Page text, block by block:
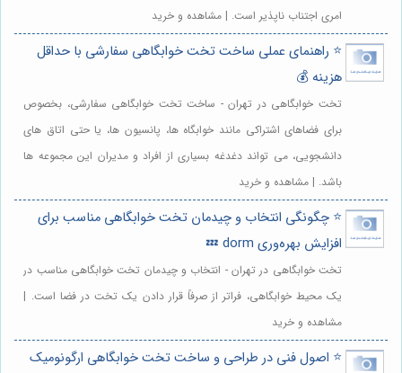
امری اجتناب ناپذیر است. | مشاهده و خرید
⭐️ راهنمای عملی ساخت تخت خوابگاهی سفارشی با حداقل
هزینه 💰
تخت خوابگاهی در تهران - ساخت تخت خوابگاهی سفارشی، بخصوص
برای فضاهای اشتراکی مانند خوابگاه ها، پانسیون ها، یا حتی اتاق های
دانشجویی، می تواند دغدغه بسیاری از افراد و مدیران این مجموعه ها
باشد. | مشاهده و خرید
⭐️ چگونگی انتخاب و چیدمان تخت خوابگاهی مناسب برای
افزایش بهره‌وری dorm 💤
تخت خوابگاهی در تهران - انتخاب و چیدمان تخت خوابگاهی مناسب در
یک محیط خوابگاهی، فراتر از صرفاً قرار دادن یک تخت در فضا است. |
مشاهده و خرید
⭐️ اصول فنی در طراحی و ساخت تخت خوابگاهی ارگونومیک